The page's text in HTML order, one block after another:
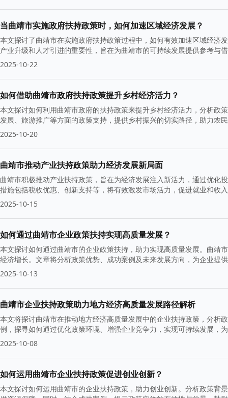
当曲靖市实施政府扶持政策时，如何加速区域经济发展？
本文探讨了曲靖市在实施政府扶持政策过程中，如何有效加速区域经济
产业升级和人才引进的重要性，旨在为曲靖市的可持续发展提供参考与
2025-10-22
如何借助曲靖市政府扶持政策提升乡村经济活力？
本文探讨如何利用曲靖市政府的扶持政策来提升乡村经济活力，分析政
发展、旅游推广等方面的政策支持，提供乡村振兴的切实路径，助力农
2025-10-20
曲靖市推动产业扶持政策助力经济发展新局面
曲靖市积极推动产业扶持政策，旨在为经济发展注入新活力，通过优化
措施包括税收优惠、创新支持等，将有效激发市场活力，促进就业和收
2025-10-15
如何通过曲靖市企业政策扶持实现高质量发展？
本文探讨如何通过曲靖市的企业政策扶持，助力实现高质量发展。曲靖
经济增长。文章将分析政策优势、成功案例及未来发展方向，为企业提
2025-10-13
曲靖市企业扶持政策助力地方经济高质量发展路径解析
本文将探讨曲靖市在推动地方经济高质量发展中的企业扶持政策，分析
例，探寻如何通过优化政策环境、增强企业竞争力，实现可持续发展，
2025-10-08
如何运用曲靖市企业扶持政策促进创业创新？
本文探讨如何运用曲靖市的企业扶持政策，助力创业创新。分析政策背